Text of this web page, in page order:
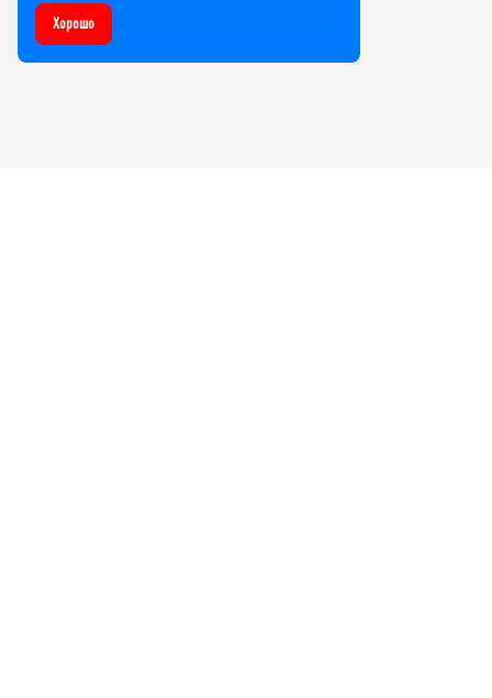
Хорошо